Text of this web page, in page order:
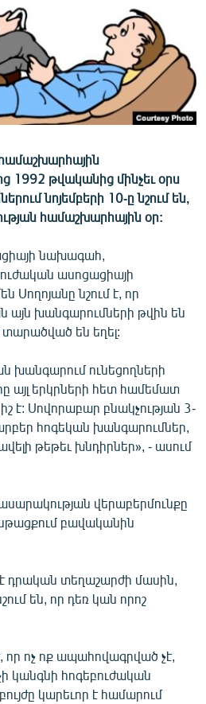
1992 թվականից մինչեւ օրս
նոյեմբերի 10-ը նշում են,
համաշխարհային օր:
նախագահ,
ասոցացիայի
նշում է, որ
այն խանգարումների թվին են
են եղել:
խանգարում ունեցողների
այլ երկրների հետ համեմատ
է: Սովորաբար բնակչության 3-
հոգեկան խանգարումներ,
թեթեւ խնդիրներ», - ասում
վերաբերմունքը
բավականին
դրական տեղաշարժի մասին,
են, որ դեռ կան որոշ
որ ոչ ոք ապահովագրված չէ,
կանգնի հոգեբուժական
կարեւոր է համարում